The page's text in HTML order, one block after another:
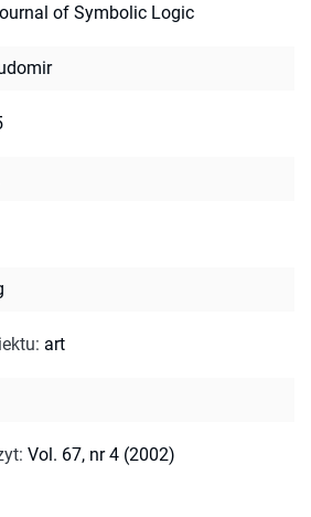
of Symbolic Logic
: art
: Vol. 67, nr 4 (2002)